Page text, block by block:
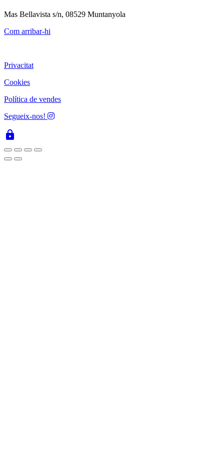
Mas Bellavista s/n, 08529 Muntanyola
Com arribar-hi
Privacitat
Cookies
Política de vendes
Segueix-nos!
lock